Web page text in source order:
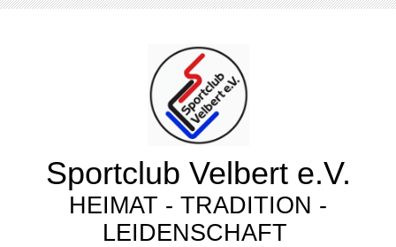
Sportclub Velbert e.V.
HEIMAT - TRADITION -
LEIDENSCHAFT